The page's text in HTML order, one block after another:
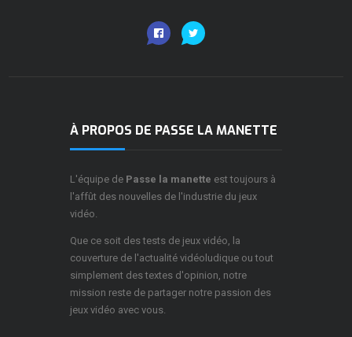
À PROPOS DE PASSE LA MANETTE
L'équipe de Passe la manette est toujours à
l'affût des nouvelles de l'industrie du jeux
vidéo.
Que ce soit des tests de jeux vidéo, la
couverture de l'actualité vidéoludique ou tout
simplement des textes d'opinion, notre
mission reste de partager notre passion des
jeux vidéo avec vous.